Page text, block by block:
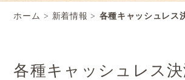
ホーム 新着情報 各種キャッシュレス
各種キャッシュレス